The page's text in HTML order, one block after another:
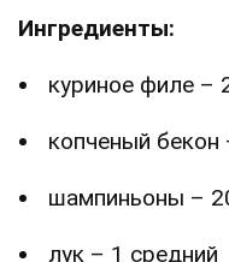
Ингредиенты:
куриное филе –
копченый бекон
шампиньоны –
лук – 1 средний